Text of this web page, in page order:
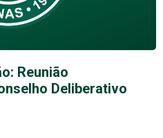
Reunião
Deliberativo